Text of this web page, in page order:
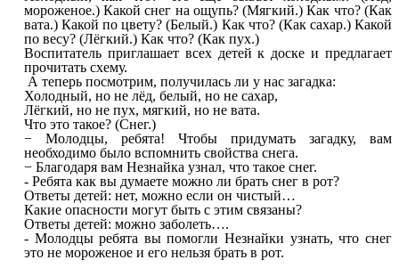
мороженое.) Какой снег на ощупь? (Мягкий.) Как что? (Как
вата.) Какой по цвету? (Белый.) Как что? (Как сахар.) Какой
по весу? (Лёгкий.) Как что? (Как пух.)
Воспитатель приглашает всех детей к доске и предлагает
прочитать схему.
А теперь посмотрим, получилась ли у нас загадка:
Холодный, но не лёд, белый, но не сахар,
Лёгкий, но не пух, мягкий, но не вата.
Что это такое? (Снег.)
− Молодцы, ребята! Чтобы придумать загадку, вам
необходимо было вспомнить свойства снега.
− Благодаря вам Незнайка узнал, что такое снег.
- Ребята как вы думаете можно ли брать снег в рот?
Ответы детей: нет, можно если он чистый…
Какие опасности могут быть с этим связаны?
Ответы детей: можно заболеть….
- Молодцы ребята вы помогли Незнайки узнать, что снег
это не мороженое и его нельзя брать в рот.